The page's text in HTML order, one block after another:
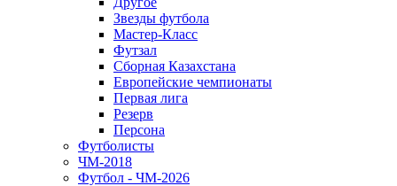
Звезды футбола
Мастер-Класс
Футзал
Сборная Казахстана
Европейские чемпионаты
Первая лига
Резерв
Персона
Футболисты
ЧМ-2018
Футбол - ЧМ-2026